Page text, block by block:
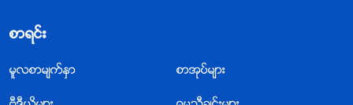
စာရင္း
မူလစာမ်က္ႏွာ စာအုပ္မ်ား